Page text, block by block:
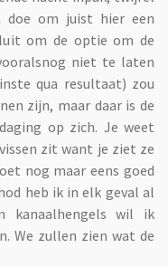
om juist hier een
om de optie om de
niet te laten
qua resultaat) zou
zijn, maar daar is de
op zich. Je weet
zit want je ziet ze
nog maar eens goed
heb ik in elk geval al
kanaalhengels wil ik
We zullen zien wat de